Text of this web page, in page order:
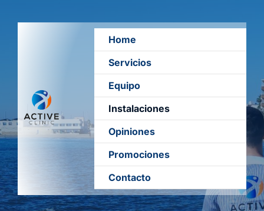
Home
Servicios
Equipo
Instalaciones
Opiniones
Promociones
Contacto